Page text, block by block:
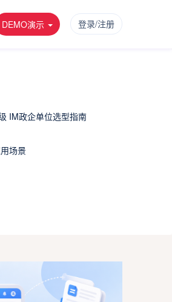
DEMO演示 登录/注册
IM政企单位选型指南
场景